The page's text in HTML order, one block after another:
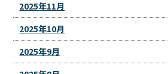
2025年11月
2025年10月
2025年9月